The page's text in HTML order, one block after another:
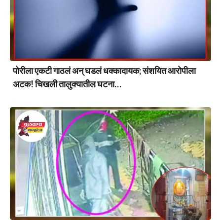
पोरीला एकटी गाठलं अन् घडलं धक्कादायक; संशयित आरोपीला
अटक! चिखली तालुक्यातील घटना…